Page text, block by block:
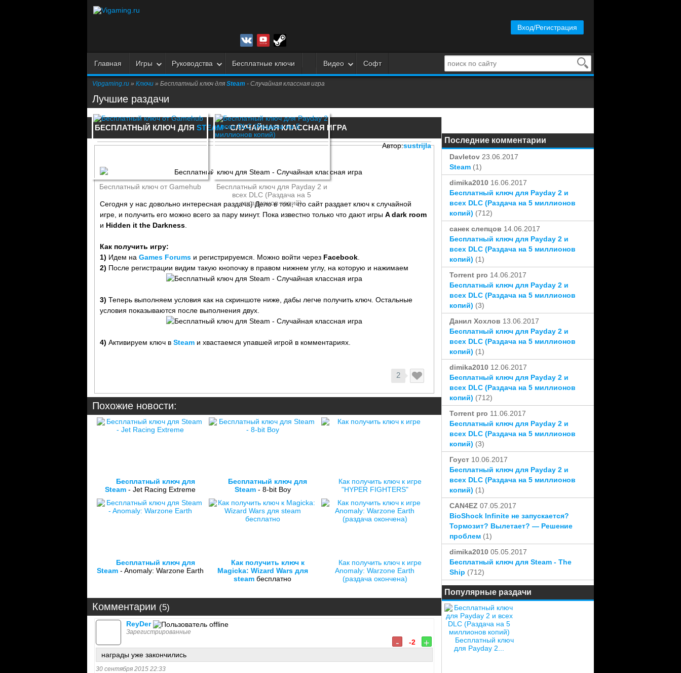
Вход/Регистрация
Главная Игры Руководства Бесплатные ключи Видео Софт
Vipgaming.ru » Ключи » Бесплатный ключ для Steam - Случайная классная игра
Лучшие раздачи
Бесплатный ключ от Gamehub
Бесплатный ключ для Payday 2 и
всех DLC (Раздача на 5
миллионов копий)
БЕСПЛАТНЫЙ КЛЮЧ ДЛЯ STEAM- СЛУЧАЙНАЯ КЛАССНАЯ ИГРА
Автор:sustrijla
Сегодня у нас довольно интересная раздача) Дело в том, что сайт раздает ключ к случайной
игре, и получить его можно всего за пару минут. Пока известно только что дают игры A dark room
и Hidden it the Darkness
Как получить игру:
1) Идем на Games Forums и регистрируемся. Можно войти через Facebook
2) После регистрации видим такую кнопочку в правом нижнем углу, на которую и нажимаем
3) Теперь выполняем условия как на скриншоте ниже, дабы легче получить ключ. Остальные
условия показываются после выполнения двух.
4) Активируем ключ в Steam и хвастаемся упавшей игрой в комментариях.
2
Похожие новости:
Бесплатный ключ для
Steam - Jet Racing Extreme
Бесплатный ключ для
Steam- 8-bit Boy
Как получить ключ к игре
"HYPER FIGHTERS"
Бесплатный ключ для
Steam - Anomaly: Warzone Earth
Как получить ключ к
Magicka: Wizard Wars для
steam бесплатно
Как получить ключ к игре
Anomaly: Warzone Earth
(раздача окончена)
Комментарии (5)
ReyDer
Зарегистрированные
- -2 +
награды уже закончились
30 сентября 2015 22:33
Последние комментарии
Davletov 23.06.2017
Steam (1)
dimika2010 16.06.2017
Бесплатный ключ для Payday 2 и
всех DLC (Раздача на 5 миллионов
копий) (712)
санек слепцов 14.06.2017
Бесплатный ключ для Payday 2 и
всех DLC (Раздача на 5 миллионов
копий) (1)
Torrent pro 14.06.2017
Бесплатный ключ для Payday 2 и
всех DLC (Раздача на 5 миллионов
копий) (3)
Данил Хохлов 13.06.2017
Бесплатный ключ для Payday 2 и
всех DLC (Раздача на 5 миллионов
копий) (1)
dimika2010 12.06.2017
Бесплатный ключ для Payday 2 и
всех DLC (Раздача на 5 миллионов
копий) (712)
Torrent pro 11.06.2017
Бесплатный ключ для Payday 2 и
всех DLC (Раздача на 5 миллионов
копий) (3)
Гоуст 10.06.2017
Бесплатный ключ для Payday 2 и
всех DLC (Раздача на 5 миллионов
копий) (1)
CAN4EZ 07.05.2017
BioShock Infinite не запускается?
Тормозит? Вылетает? — Решение
проблем (1)
dimika2010 05.05.2017
Бесплатный ключ для Steam - The
Ship (712)
Популярные раздачи
Бесплатный ключ
для Payday 2...